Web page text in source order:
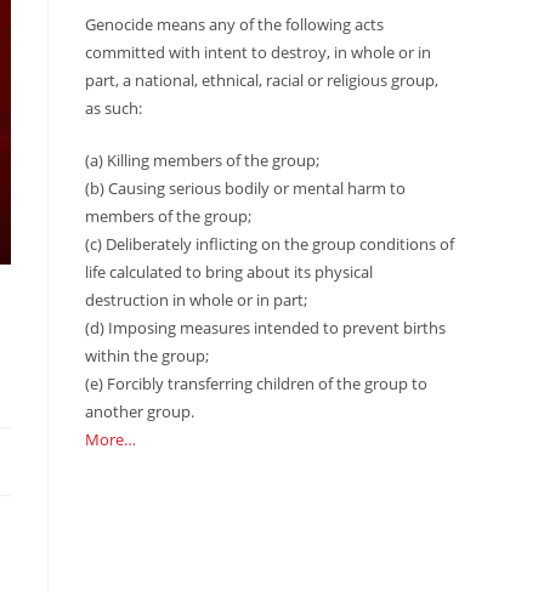
Genocide means any of the following acts
committed with intent to destroy, in whole or in
part, a national, ethnical, racial or religious group,
as such:
(a) Killing members of the group;
(b) Causing serious bodily or mental harm to
members of the group;
(c) Deliberately inflicting on the group conditions of
life calculated to bring about its physical
destruction in whole or in part;
(d) Imposing measures intended to prevent births
within the group;
(e) Forcibly transferring children of the group to
another group.
More…